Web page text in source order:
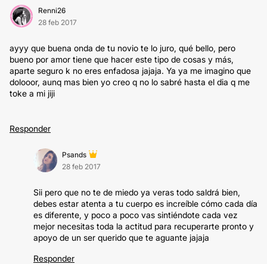
Renni26
28 feb 2017
ayyy que buena onda de tu novio te lo juro, qué bello, pero
bueno por amor tiene que hacer este tipo de cosas y más,
aparte seguro k no eres enfadosa jajaja. Ya ya me imagino que
dolooor, aunq mas bien yo creo q no lo sabré hasta el dia q me
toke a mi jiji
Responder
Psands
28 feb 2017
Sii pero que no te de miedo ya veras todo saldrá bien,
debes estar atenta a tu cuerpo es increíble cómo cada día
es diferente, y poco a poco vas sintiéndote cada vez
mejor necesitas toda la actitud para recuperarte pronto y
apoyo de un ser querido que te aguante jajaja
Responder